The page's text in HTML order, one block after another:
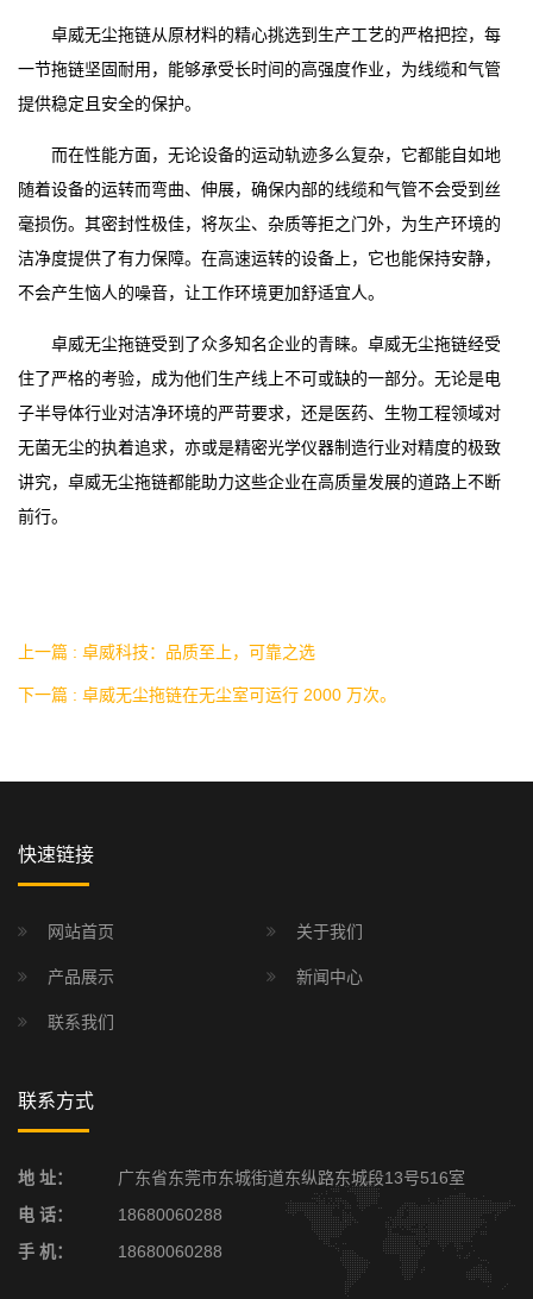
卓威无尘拖链从原材料的精心挑选到生产工艺的严格把控，每
一节拖链坚固耐用，能够承受长时间的高强度作业，为线缆和气管
提供稳定且安全的保护。
而在性能方面，无论设备的运动轨迹多么复杂，它都能自如地
随着设备的运转而弯曲、伸展，确保内部的线缆和气管不会受到丝
毫损伤。其密封性极佳，将灰尘、杂质等拒之门外，为生产环境的
洁净度提供了有力保障。在高速运转的设备上，它也能保持安静，
不会产生恼人的噪音，让工作环境更加舒适宜人。
卓威无尘拖链受到了众多知名企业的青睐。卓威无尘拖链经受
住了严格的考验，成为他们生产线上不可或缺的一部分。无论是电
子半导体行业对洁净环境的严苛要求，还是医药、生物工程领域对
无菌无尘的执着追求，亦或是精密光学仪器制造行业对精度的极致
讲究，卓威无尘拖链都能助力这些企业在高质量发展的道路上不断
前行。
上一篇 : 卓威科技：品质至上，可靠之选
下一篇 : 卓威无尘拖链在无尘室可运行 2000 万次。
快速链接
网站首页 关于我们
产品展示 新闻中心
联系我们
联系方式
地 址：
广东省东莞市东城街道东纵路东城段13号516室
电 话：
18680060288
手 机：
18680060288